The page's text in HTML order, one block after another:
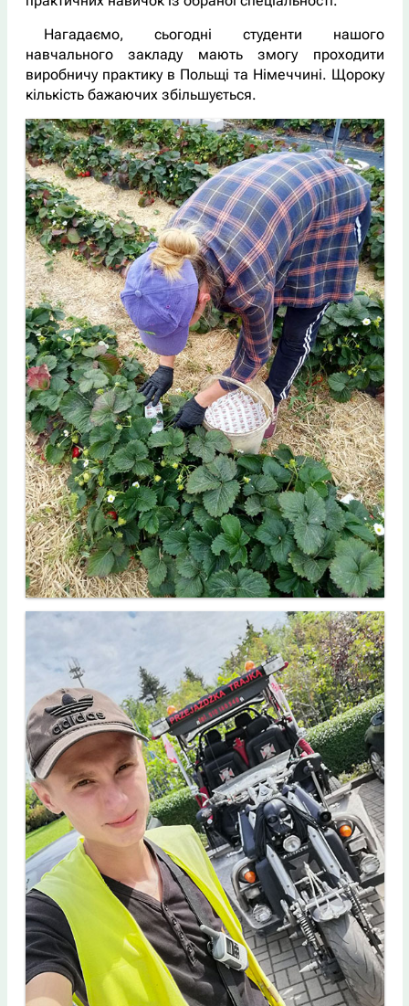
Нагадаємо, сьогодні студенти нашого
навчального закладу мають змогу проходити
виробничу практику в Польщі та Німеччині. Щороку
кількість бажаючих збільшується.